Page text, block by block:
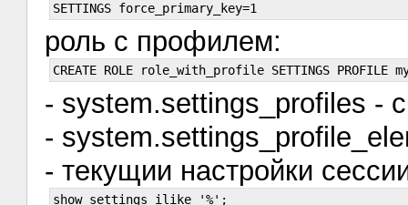
роль с профилем:
- system.settings_profiles -
-
- текущии настройки